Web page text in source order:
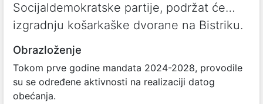
Socijaldemokratske partije, podržat će…
izgradnju košarkaške dvorane na Bistriku.
Obrazloženje
Tokom prve godine mandata 2024-2028, provodile
su se određene aktivnosti na realizaciji datog
obećanja.